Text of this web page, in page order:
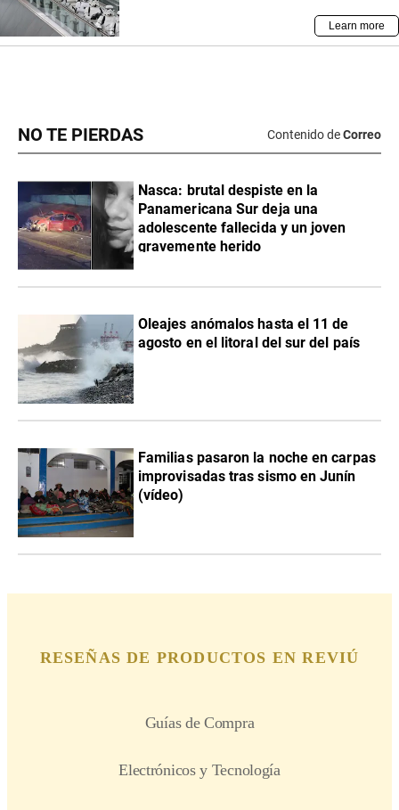
NO TE PIERDAS Contenido deCorreo
Nasca: brutal despiste en la
Panamericana Sur deja una
adolescente fallecida y un joven
gravemente herido
Oleajes anómalos hasta el 11 de
agosto en el litoral del sur del país
Familias pasaron la noche en carpas
improvisadas tras sismo en Junín
(vídeo)